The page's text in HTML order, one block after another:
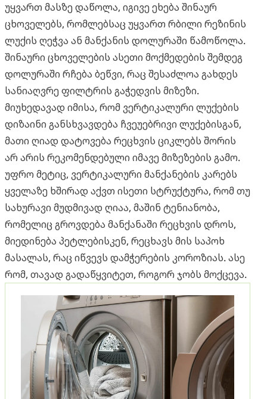
უყვართ მასზე დაწოლა, იგივე ეხება შინაურ
ცხოველებს, რომლებსაც უყვართ რბილი რეზინის
ლუქის ღეჭვა ან მანქანის დოლურაში წამოწოლა.
შინაური ცხოველების ასეთი მოქმედების შემდეგ
დოლურაში რჩება ბეწვი, რაც შესაძლოა გახდეს
სანიაღვრე ფილტრის გაჭედვის მიზეზი.
მიუხედავად იმისა, რომ ვერტიკალური ლუქების
დიზაინი განსხვავდება ჩვეუებრივი ლუქებისგან,
მათი ღიად დატოვება რეცხვის ციკლებს შორის
არ არის რეკომენდებული იმავე მიზეზების გამო.
უფრო მეტიც, ვერტიკალური მანქანების კარებს
ყველაზე ხშირად აქვთ ისეთი სტრუქტურა, რომ თუ
სახურავი მუდმივად ღიაა, მაშინ ტენიანობა,
რომელიც გროვდება მანქანაში რეცხვის დროს,
მიედინება პეტლებისკენ, რეცხავს მის საპოხ
მასალას, რაც იწვევს დამჭერების კოროზიას. ასე
რომ, თავად გადაწყვიტეთ, როგორ ჯობს მოქცევა.